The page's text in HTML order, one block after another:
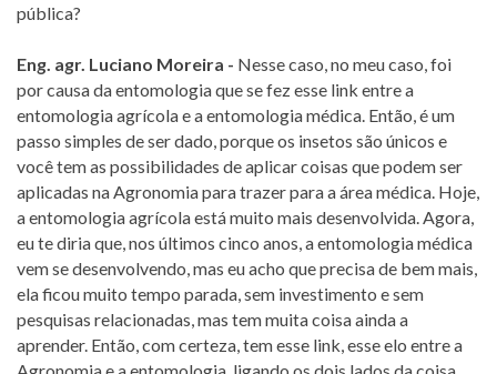
pública?
Eng. agr. Luciano Moreira - Nesse caso, no meu caso, foi
por causa da entomologia que se fez esse link entre a
entomologia agrícola e a entomologia médica. Então, é um
passo simples de ser dado, porque os insetos são únicos e
você tem as possibilidades de aplicar coisas que podem ser
aplicadas na Agronomia para trazer para a área médica. Hoje,
a entomologia agrícola está muito mais desenvolvida. Agora,
eu te diria que, nos últimos cinco anos, a entomologia médica
vem se desenvolvendo, mas eu acho que precisa de bem mais,
ela ficou muito tempo parada, sem investimento e sem
pesquisas relacionadas, mas tem muita coisa ainda a
aprender. Então, com certeza, tem esse link, esse elo entre a